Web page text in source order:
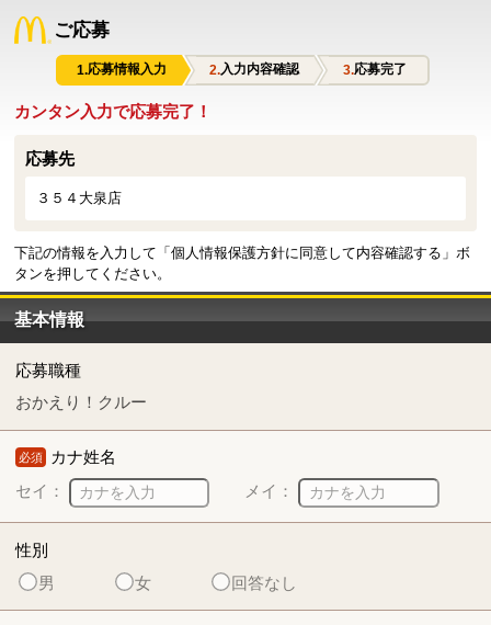
ご応募
応募情報入力 入力内容確認 応募完了
カンタン入力で応募完了！
応募先
３５４大泉店
下記の情報を入力して「個人情報保護方針に同意して内容確認する」ボ
タンを押してください。
基本情報
応募職種
おかえり！クルー
必須 カナ姓名
セイ：
メイ：
性別
男
女 回答なし